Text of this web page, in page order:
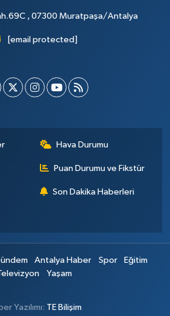
, 07300 Muratpaşa/Antalya
[email protected]
Hava Durumu
Puan Durumu ve Fikstür
Son Dakika Haberleri
Antalya Haber Spor
Eğitim
Yaşam
Yazılımı: TE Bilişim